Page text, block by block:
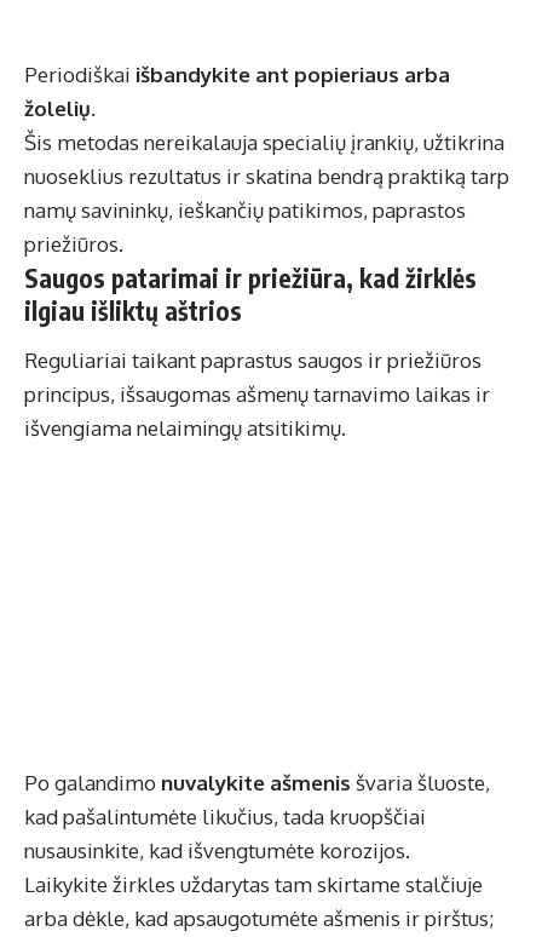
Periodiškai išbandykite ant popieriaus arba
žolelių.
Šis metodas nereikalauja specialių įrankių, užtikrina
nuoseklius rezultatus ir skatina bendrą praktiką tarp
namų savininkų, ieškančių patikimos, paprastos
priežiūros.
Saugos patarimai ir priežiūra, kad žirklės
ilgiau išliktų aštrios
Reguliariai taikant paprastus saugos ir priežiūros
principus, išsaugomas ašmenų tarnavimo laikas ir
išvengiama nelaimingų atsitikimų.
Po galandimo nuvalykite ašmenis švaria šluoste,
kad pašalintumėte likučius, tada kruopščiai
nusausinkite, kad išvengtumėte korozijos.
Laikykite žirkles uždarytas tam skirtame stalčiuje
arba dėkle, kad apsaugotumėte ašmenis ir pirštus;